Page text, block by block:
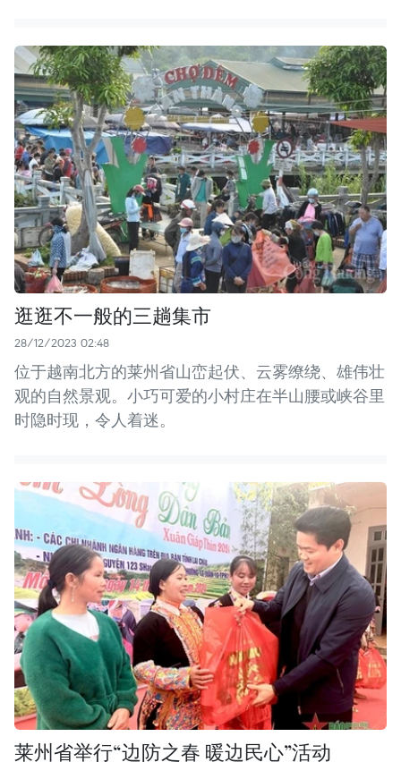
逛逛不一般的三趟集市
28/12/2023 02:48
位于越南北方的莱州省山峦起伏、云雾缭绕、雄伟壮
观的自然景观。小巧可爱的小村庄在半山腰或峡谷里
时隐时现，令人着迷。
莱州省举行“边防之春 暖边民心”活动